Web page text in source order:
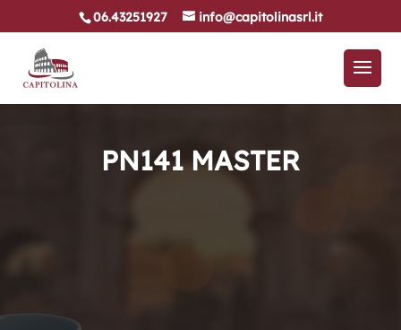
06.43251927 info@capitolinasrl.it
PN141 MASTER